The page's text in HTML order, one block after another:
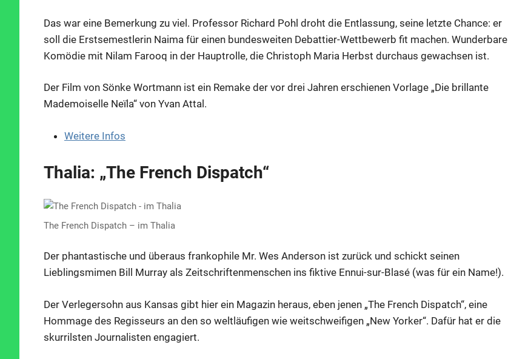
Das war eine Bemerkung zu viel. Professor Richard Pohl droht die Entlassung, seine letzte Chance: er
soll die Erstsemestlerin Naima für einen bundesweiten Debattier-Wettbewerb fit machen. Wunderbare
Komödie mit Nilam Farooq in der Hauptrolle, die Christoph Maria Herbst durchaus gewachsen ist.
Der Film von Sönke Wortmann ist ein Remake der vor drei Jahren erschienen Vorlage „Die brillante
Mademoiselle Neïla“ von Yvan Attal.
Weitere Infos
Thalia: „The French Dispatch“
The French Dispatch – im Thalia
Der phantastische und überaus frankophile Mr. Wes Anderson ist zurück und schickt seinen
Lieblingsmimen Bill Murray als Zeitschriftenmenschen ins fiktive Ennui-sur-Blasé (was für ein Name!).
Der Verlegersohn aus Kansas gibt hier ein Magazin heraus, eben jenen „The French Dispatch“, eine
Hommage des Regisseurs an den so weltläufigen wie weitschweifigen „New Yorker“. Dafür hat er die
skurrilsten Journalisten engagiert.